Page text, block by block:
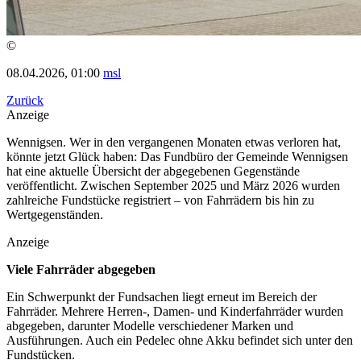
©
08.04.2026, 01:00 msl
Zurück
Anzeige
Wennigsen. Wer in den vergangenen Monaten etwas verloren hat,
könnte jetzt Glück haben: Das Fundbüro der Gemeinde Wennigsen
hat eine aktuelle Übersicht der abgegebenen Gegenstände
veröffentlicht. Zwischen September 2025 und März 2026 wurden
zahlreiche Fundstücke registriert – von Fahrrädern bis hin zu
Wertgegenständen.
Anzeige
Viele Fahrräder abgegeben
Ein Schwerpunkt der Fundsachen liegt erneut im Bereich der
Fahrräder. Mehrere Herren-, Damen- und Kinderfahrräder wurden
abgegeben, darunter Modelle verschiedener Marken und
Ausführungen. Auch ein Pedelec ohne Akku befindet sich unter den
Fundstücken.